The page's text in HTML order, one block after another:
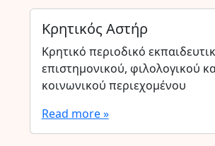
Κρητικός Αστήρ
Κρητικό περιοδικό
επιστημονικού, φιλολογικού
κοινωνικού περιεχομένου
Read more »